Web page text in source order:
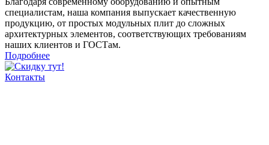
специалистам, наша компания выпускает качественную
продукцию, от простых модульных плит до сложных
архитектурных элементов, соответствующих требованиям
наших клиентов и ГОСТам.
Подробнее
Контакты